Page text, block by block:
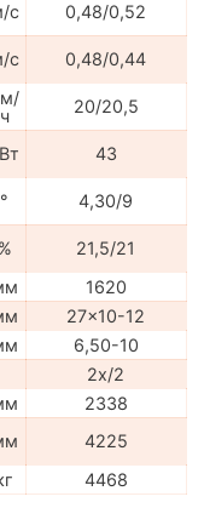
с
0,48/0,52
с
0,48/0,44
ч
20/20,5
43
°
4,30/9
%
21,5/21
1620
27x10-12
6,50-10
2x/2
2338
4225
4468